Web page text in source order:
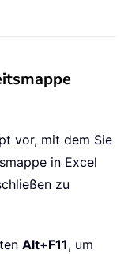
vor, mit dem Sie
in Excel
zu
Alt+F11, um